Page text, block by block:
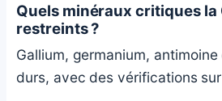
Quels minéraux critiques
restreints ?
Gallium, germanium,
durs, avec des vérifications